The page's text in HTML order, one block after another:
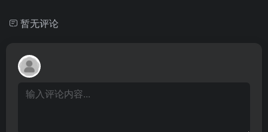
暂无评论